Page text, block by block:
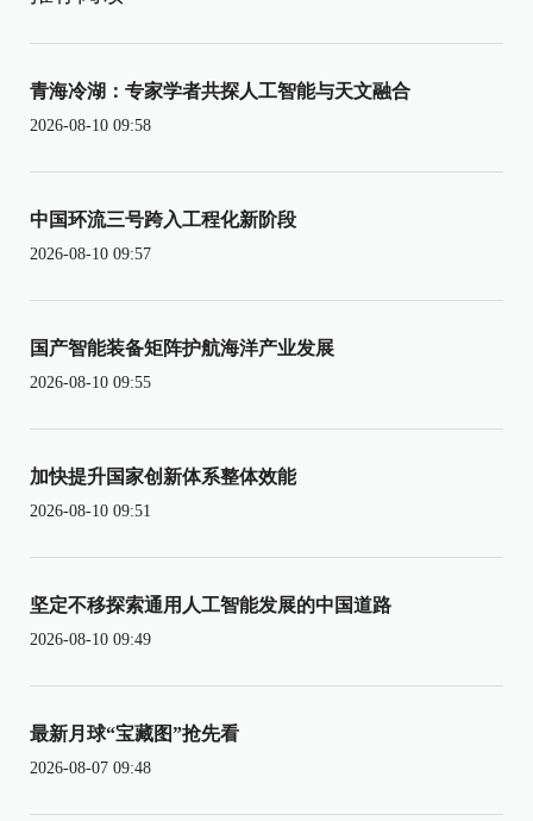
青海冷湖：专家学者共探人工智能与天文融合
2026-08-10 09:58
中国环流三号跨入工程化新阶段
2026-08-10 09:57
国产智能装备矩阵护航海洋产业发展
2026-08-10 09:55
加快提升国家创新体系整体效能
2026-08-10 09:51
坚定不移探索通用人工智能发展的中国道路
2026-08-10 09:49
最新月球“宝藏图”抢先看
2026-08-07 09:48